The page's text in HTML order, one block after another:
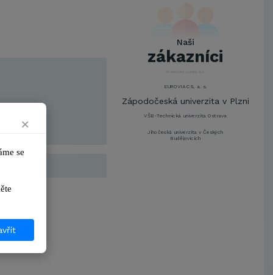
Naši
zákazníci
Brně,Správa kolejí a menz
Arcibiskupství pražské
Kostelecké uzeniny a.s.
EUROVIA CS, a. s.
Zápodočeská univerzita v Plzni
VŠB-Technická univerzita Ostrava
Jihočeská univerzita v Českých
Budějovicích
×
se